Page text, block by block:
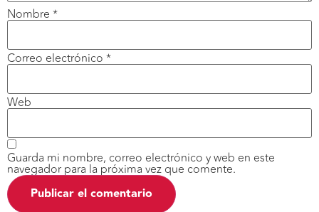
Nombre *
Correo electrónico *
Web
Guarda mi nombre, correo electrónico y web en este
navegador para la próxima vez que comente.